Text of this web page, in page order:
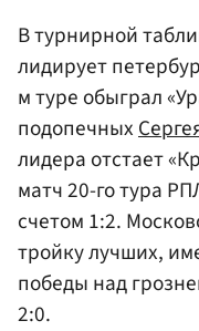
В турнирной
лидирует
м туре обыграл
подопечных
лидера отстает
матч 20-го тура
счетом 1:2.
тройку лучших,
победы над
2:0.